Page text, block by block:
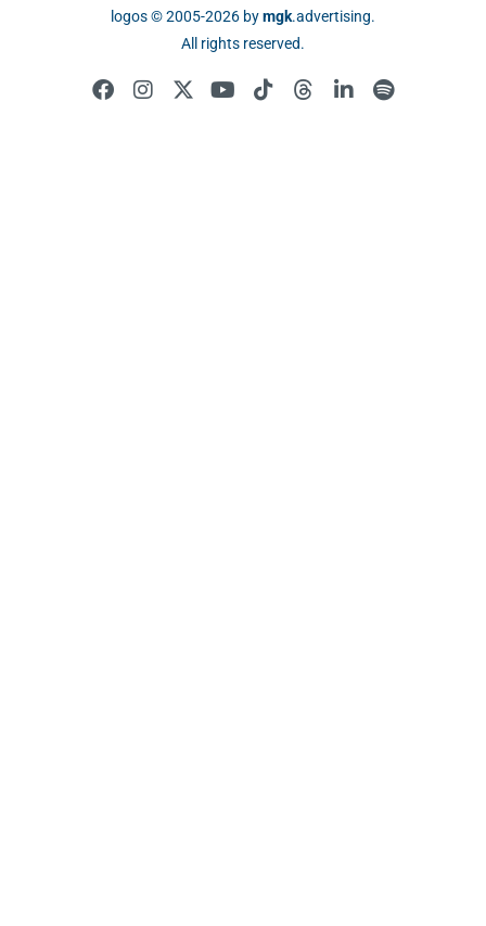
logos © 2005-2026 bymgk.advertising.
All rights reserved.